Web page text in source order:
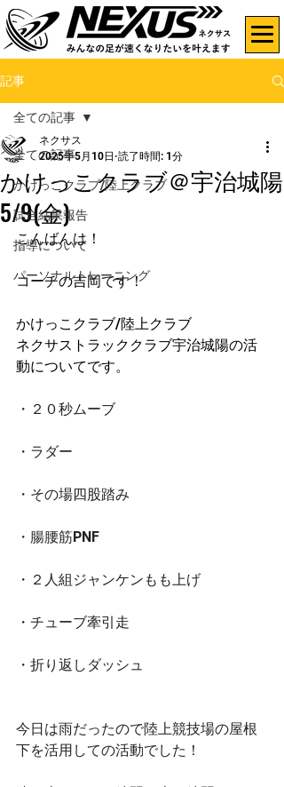
記事
全ての記事
かけっこクラブ/陸上クラブ
試合結果報告
指導について
パーソナルトレーニング
全ての記事
かけっこクラブ＠宇治城陽
5/9(金)
ネクサス
2025年5月10日 読了時間: 1分
こんばんは！
コーチの吉岡です！
かけっこクラブ/陸上クラブ
ネクサストラッククラブ宇治城陽の活
動についてです。
・２０秒ムーブ
・ラダー
・その場四股踏み
・腸腰筋PNF
・２人組ジャンケンもも上げ
・チューブ牽引走
・折り返しダッシュ
今日は雨だったので陸上競技場の屋根
下を活用しての活動でした！